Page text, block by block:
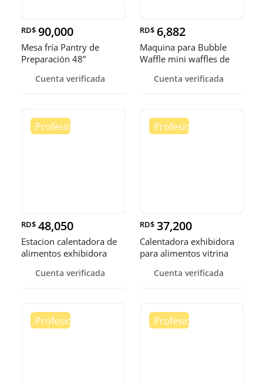
RD$ 90,000
Mesa fría Pantry de
Preparación 48”
Cuenta verificada
RD$ 6,882
Maquina para Bubble
Waffle mini waffles de
Cuenta verificada
RD$ 48,050
Estacion calentadora de
alimentos exhibidora
Cuenta verificada
RD$ 37,200
Calentadora exhibidora
para alimentos vitrina
Cuenta verificada